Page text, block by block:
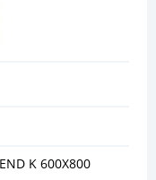
K 600X800